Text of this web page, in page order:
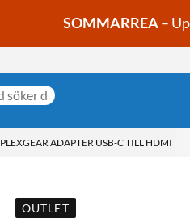
SOMMARREA–
PLEXGEAR ADAPTER USB-C TILL HDMI
OUTLET